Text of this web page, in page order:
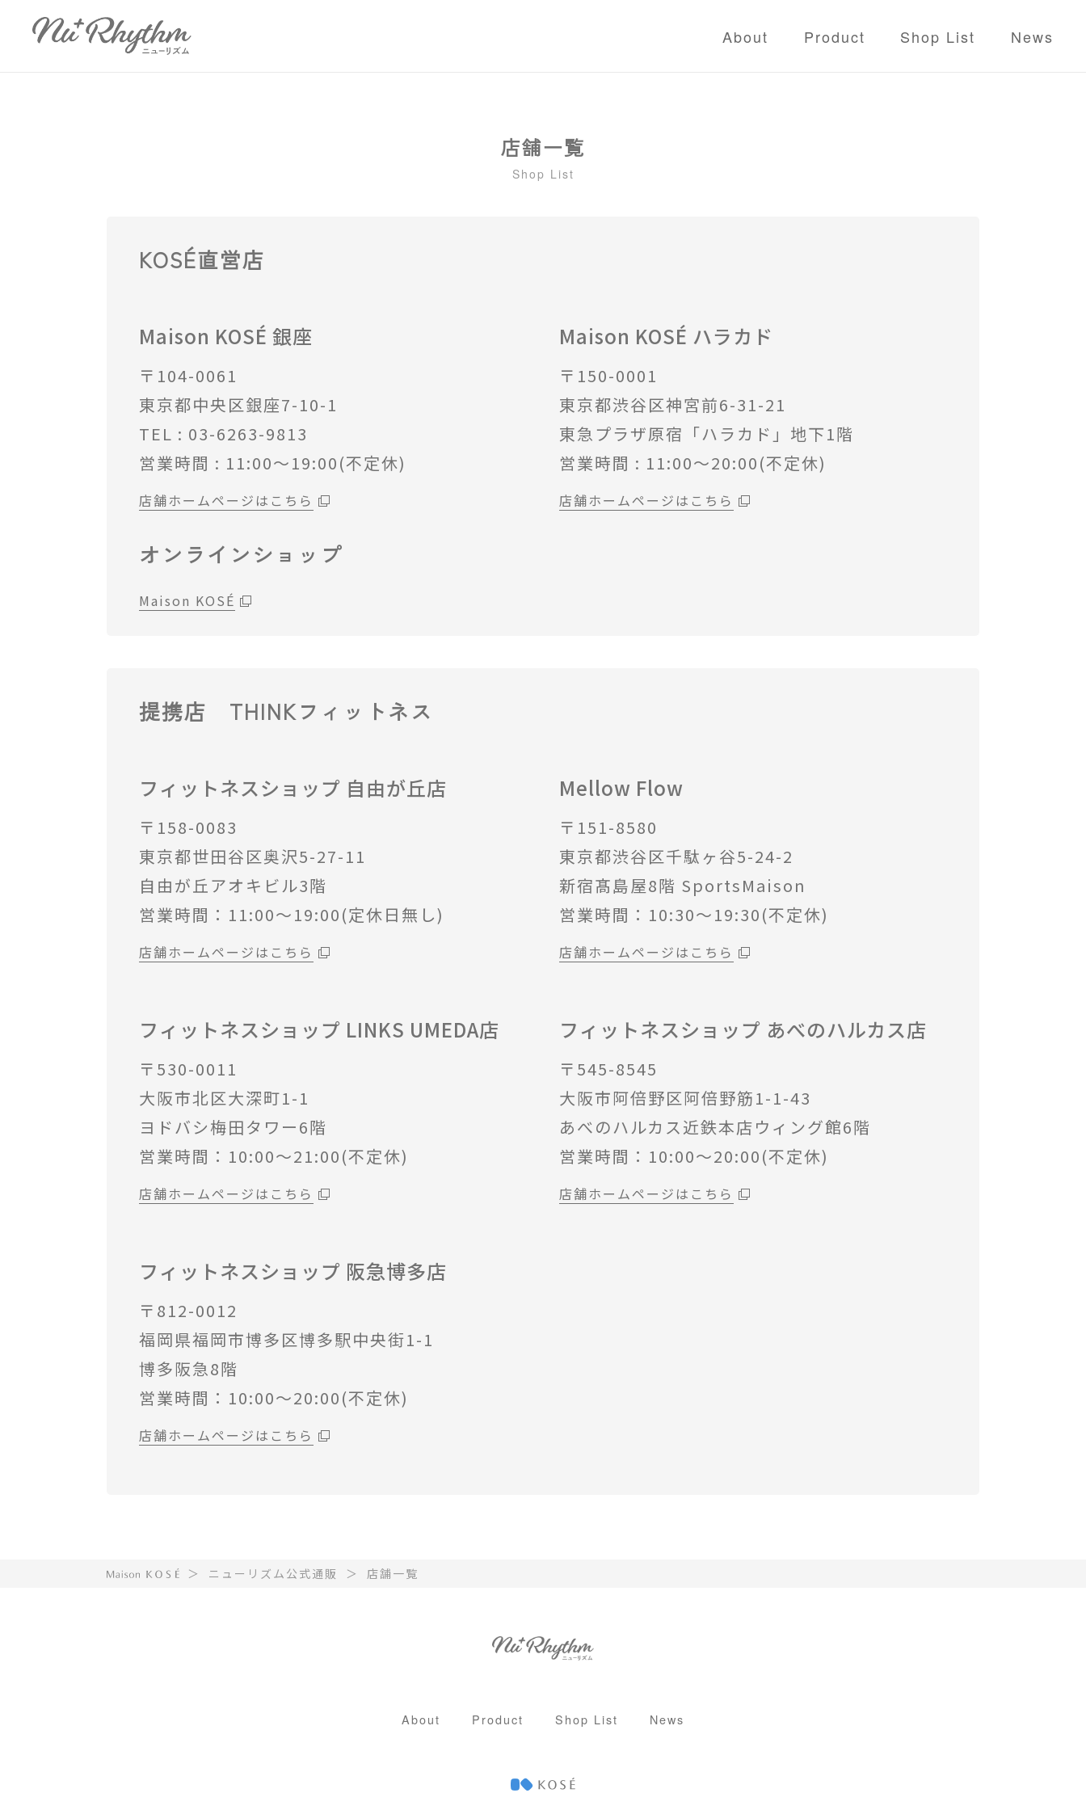
About Product Shop List News
店舗一覧
Shop List
KOSÉ直営店
Maison KOSÉ 銀座
〒104-0061
東京都中央区銀座7-10-1
TEL : 03-6263-9813
営業時間 : 11:00～19:00(不定休)
店舗ホームページはこちら
Maison KOSÉ ハラカド
〒150-0001
東京都渋谷区神宮前6-31-21
東急プラザ原宿「ハラカド」地下1階
営業時間 : 11:00～20:00(不定休)
店舗ホームページはこちら
オンラインショップ
Maison KOSÉ
提携店 THINKフィットネス
フィットネスショップ 自由が丘店
〒158-0083
東京都世田谷区奥沢5-27-11
自由が丘アオキビル3階
営業時間：11:00～19:00(定休日無し)
店舗ホームページはこちら
Mellow Flow
〒151-8580
東京都渋谷区千駄ヶ谷5-24-2
新宿髙島屋8階 SportsMaison
営業時間：10:30～19:30(不定休)
店舗ホームページはこちら
フィットネスショップ LINKS UMEDA店
〒530-0011
大阪市北区大深町1-1
ヨドバシ梅田タワー6階
営業時間：10:00～21:00(不定休)
店舗ホームページはこちら
フィットネスショップ あべのハルカス店
〒545-8545
大阪市阿倍野区阿倍野筋1-1-43
あべのハルカス近鉄本店ウィング館6階
営業時間：10:00～20:00(不定休)
店舗ホームページはこちら
フィットネスショップ 阪急博多店
〒812-0012
福岡県福岡市博多区博多駅中央街1-1
博多阪急8階
営業時間：10:00～20:00(不定休)
店舗ホームページはこちら
ニューリズム公式通販 店舗一覧
About Product Shop List News